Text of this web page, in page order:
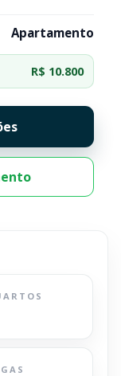
Apartamento
R$ 10.800